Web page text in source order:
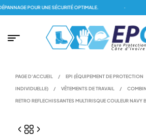
POUR UNE SÉCURITÉ OPTIMALE.
PAGE D'ACCUEIL / EPI (ÉQUIPEMENT DE PROTECTION
INDIVIDUELLE) / VÊTEMENTS DE TRAVAIL /
RETRO REFLECHISSANTES MULTIRISQUE COULEUR NAVY